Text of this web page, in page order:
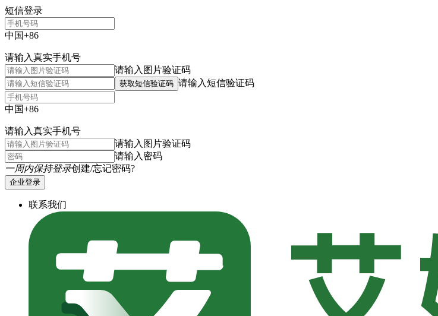
短信登录
中国+86
请输入真实手机号
请输入图片验证码
获取短信验证码 请输入短信验证码
中国+86
请输入真实手机号
请输入图片验证码
请输入密码
一周内保持登录创建/忘记密码?
企业登录
联系我们